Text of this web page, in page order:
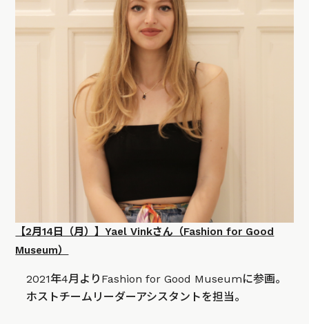
【2月14日（月）】Yael Vinkさん（Fashion for Good
Museum）
2021年4月よりFashion for Good Museumに参画。
ホストチームリーダーアシスタントを担当。